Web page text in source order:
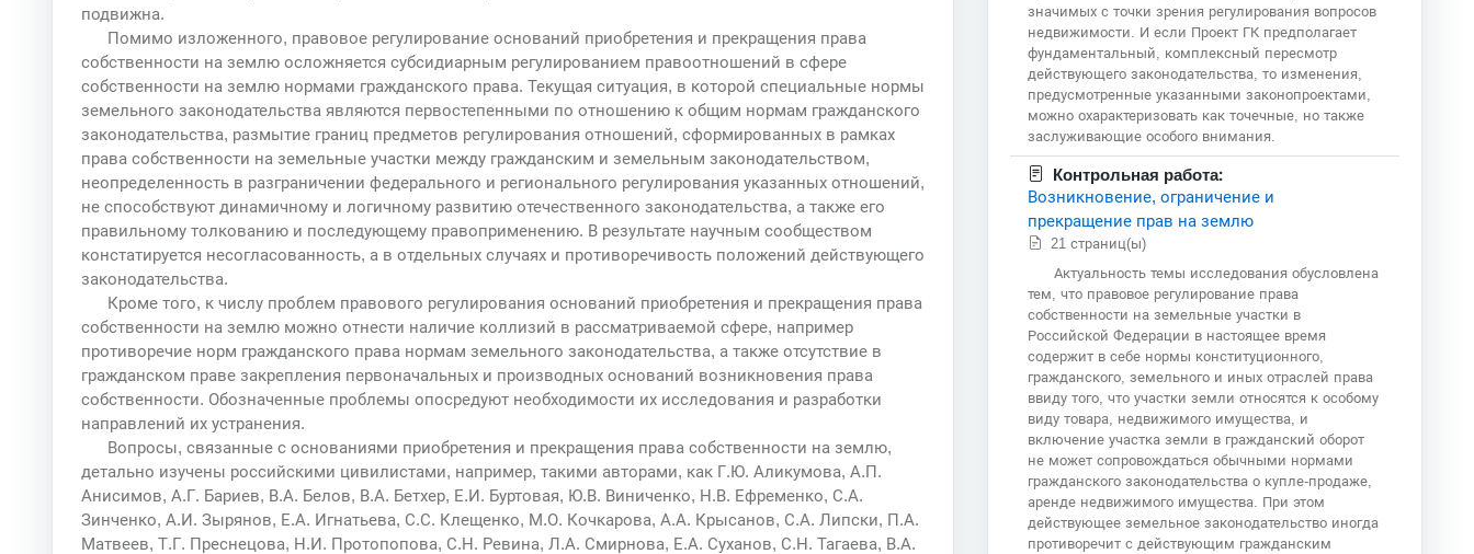
подвижна.
Помимо изложенного, правовое регулирование оснований приобретения и прекращения права
собственности на землю осложняется субсидиарным регулированием правоотношений в сфере
собственности на землю нормами гражданского права. Текущая ситуация, в которой специальные нормы
земельного законодательства являются первостепенными по отношению к общим нормам гражданского
законодательства, размытие границ предметов регулирования отношений, сформированных в рамках
права собственности на земельные участки между гражданским и земельным законодательством,
неопределенность в разграничении федерального и регионального регулирования указанных отношений,
не способствуют динамичному и логичному развитию отечественного законодательства, а также его
правильному толкованию и последующему правоприменению. В результате научным сообществом
констатируется несогласованность, а в отдельных случаях и противоречивость положений действующего
законодательства.
Кроме того, к числу проблем правового регулирования оснований приобретения и прекращения права
собственности на землю можно отнести наличие коллизий в рассматриваемой сфере, например
противоречие норм гражданского права нормам земельного законодательства, а также отсутствие в
гражданском праве закрепления первоначальных и производных оснований возникновения права
собственности. Обозначенные проблемы опосредуют необходимости их исследования и разработки
направлений их устранения.
Вопросы, связанные с основаниями приобретения и прекращения права собственности на землю,
детально изучены российскими цивилистами, например, такими авторами, как Г.Ю. Аликумова, А.П.
Анисимов, А.Г. Бариев, В.А. Белов, В.А. Бетхер, Е.И. Буртовая, Ю.В. Виниченко, Н.В. Ефременко, С.А.
Зинченко, А.И. Зырянов, Е.А. Игнатьева, С.С. Клещенко, М.О. Кочкарова, А.А. Крысанов, С.А. Липски, П.А.
Матвеев, Т.Г. Преснецова, Н.И. Протопопова, С.Н. Ревина, Л.А. Смирнова, Е.А. Суханов, С.Н. Тагаева, В.А.
значимых с точки зрения регулирования вопросов
недвижимости. И если Проект ГК предполагает
фундаментальный, комплексный пересмотр
действующего законодательства, то изменения,
предусмотренные указанными законопроектами,
можно охарактеризовать как точечные, но также
заслуживающие особого внимания.
Контрольная работа:
Возникновение, ограничение и
прекращение прав на землю
21 страниц(ы)
Актуальность темы исследования обусловлена
тем, что правовое регулирование права
собственности на земельные участки в
Российской Федерации в настоящее время
содержит в себе нормы конституционного,
гражданского, земельного и иных отраслей права
ввиду того, что участки земли относятся к особому
виду товара, недвижимого имущества, и
включение участка земли в гражданский оборот
не может сопровождаться обычными нормами
гражданского законодательства о купле-продаже,
аренде недвижимого имущества. При этом
действующее земельное законодательство иногда
противоречит с действующим гражданским